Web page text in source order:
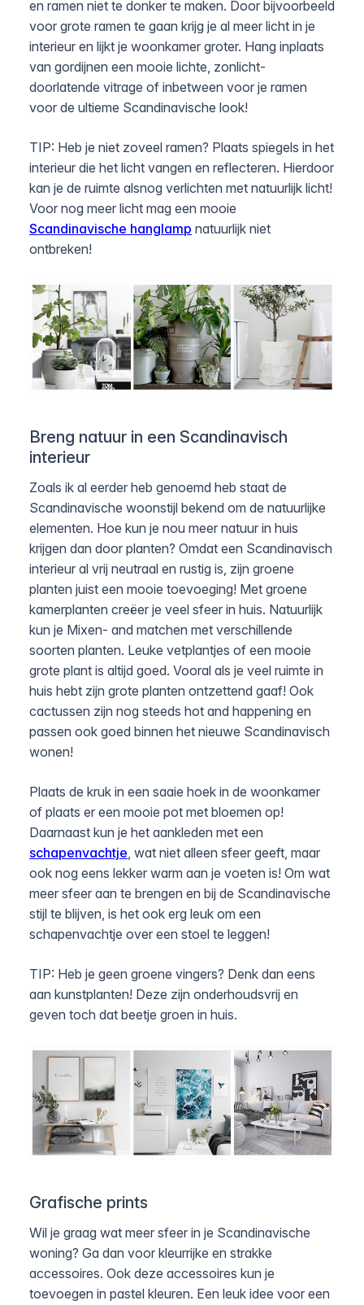
en ramen niet te donker te maken. Door bijvoorbeeld
voor grote ramen te gaan krijg je al meer licht in je
interieur en lijkt je woonkamer groter. Hang inplaats
van gordijnen een mooie lichte, zonlicht-
doorlatende vitrage of inbetween voor je ramen
voor de ultieme Scandinavische look!
TIP: Heb je niet zoveel ramen? Plaats spiegels in het
interieur die het licht vangen en reflecteren. Hierdoor
kan je de ruimte alsnog verlichten met natuurlijk licht!
Voor nog meer licht mag een mooie
Scandinavische hanglamp natuurlijk niet
ontbreken!
Breng natuur in een Scandinavisch
interieur
Zoals ik al eerder heb genoemd heb staat de
Scandinavische woonstijl bekend om de natuurlijke
elementen. Hoe kun je nou meer natuur in huis
krijgen dan door planten? Omdat een Scandinavisch
interieur al vrij neutraal en rustig is, zijn groene
planten juist een mooie toevoeging! Met groene
kamerplanten creëer je veel sfeer in huis. Natuurlijk
kun je Mixen- and matchen met verschillende
soorten planten. Leuke vetplantjes of een mooie
grote plant is altijd goed. Vooral als je veel ruimte in
huis hebt zijn grote planten ontzettend gaaf! Ook
cactussen zijn nog steeds hot and happening en
passen ook goed binnen het nieuwe Scandinavisch
wonen!
Plaats de kruk in een saaie hoek in de woonkamer
of plaats er een mooie pot met bloemen op!
Daarnaast kun je het aankleden met een
schapenvachtje, wat niet alleen sfeer geeft, maar
ook nog eens lekker warm aan je voeten is! Om wat
meer sfeer aan te brengen en bij de Scandinavische
stijl te blijven, is het ook erg leuk om een
schapenvachtje over een stoel te leggen!
TIP: Heb je geen groene vingers? Denk dan eens
aan kunstplanten! Deze zijn onderhoudsvrij en
geven toch dat beetje groen in huis.
Grafische prints
Wil je graag wat meer sfeer in je Scandinavische
woning? Ga dan voor kleurrijke en strakke
accessoires. Ook deze accessoires kun je
toevoegen in pastel kleuren. Een leuk idee voor een